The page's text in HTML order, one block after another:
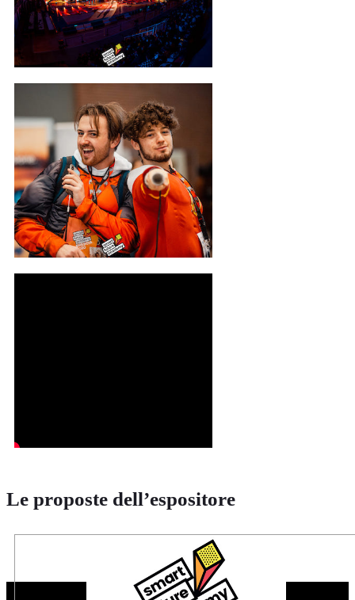
Le proposte dell’espositore